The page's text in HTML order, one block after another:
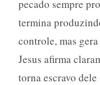
pecado sempre
termina
controle, mas
Jesus afirma
torna escravo